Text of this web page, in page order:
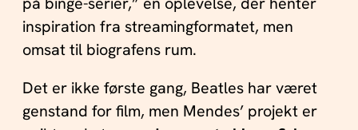
inspiration fra streamingformatet, men
omsat til biografens rum.
Det er ikke første gang, Beatles har været
genstand for film, men Mendes’ projekt er